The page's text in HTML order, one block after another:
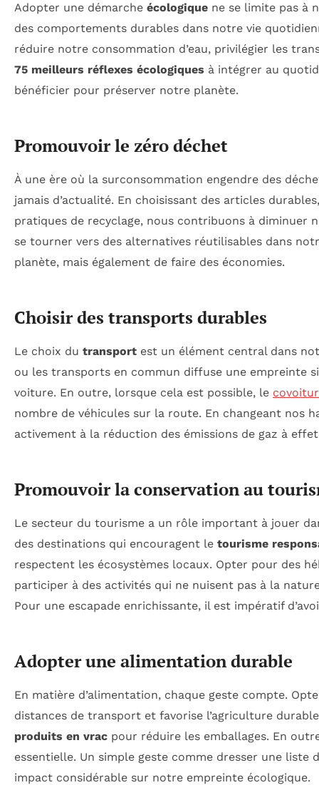
Adopter une démarche écologique ne se limite pas à
des comportements durables dans notre vie
réduire notre consommation d’eau, privilégier les
75 meilleurs réflexes écologiques à intégrer au
bénéficier pour préserver notre planète.
Promouvoir le zéro déchet
À une ère où la surconsommation engendre des
jamais d’actualité. En choisissant des articles
pratiques de recyclage, nous contribuons à diminuer
se tourner vers des alternatives réutilisables dans
planète, mais également de faire des économies.
Choisir des transports durables
Le choix du transport est un élément central dans
ou les transports en commun diffuse une empreinte
voiture. En outre, lorsque cela est possible, le
nombre de véhicules sur la route. En changeant nos
activement à la réduction des émissions de gaz à
Promouvoir la conservation au
Le secteur du tourisme a un rôle important à jouer
des destinations qui encouragent le tourisme
respectent les écosystèmes locaux. Opter pour des
participer à des activités qui ne nuisent pas à la
Pour une escapade enrichissante, il est impératif
Adopter une alimentation durable
En matière d’alimentation, chaque geste compte.
distances de transport et favorise l’agriculture
produits en vrac pour réduire les emballages. En
essentielle. Un simple geste comme dresser une
impact considérable sur notre empreinte écologique.